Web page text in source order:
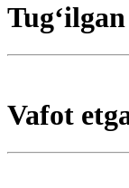
Tugʻilgan
Vafot